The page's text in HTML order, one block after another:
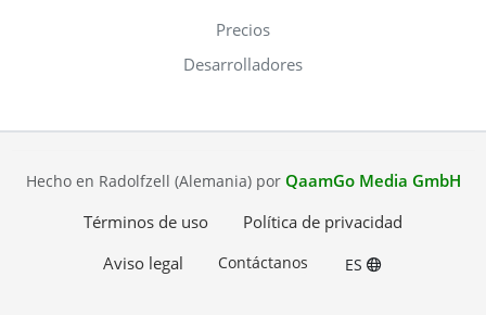
Precios
Desarrolladores
Hecho en Radolfzell (Alemania) por QaamGo Media GmbH
Términos de uso
Política de privacidad
Aviso legal
Contáctanos ES